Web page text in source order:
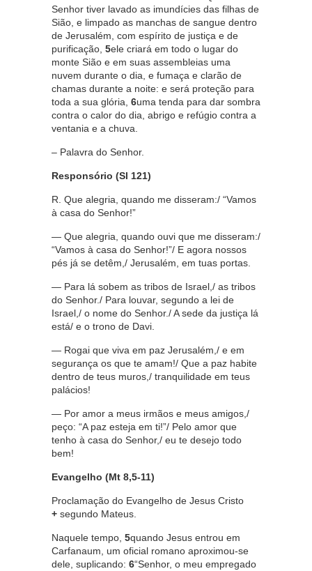
Senhor tiver lavado as imundícies das filhas de
Sião, e limpado as manchas de sangue dentro
de Jerusalém, com espírito de justiça e de
purificação, 5ele criará em todo o lugar do
monte Sião e em suas assembleias uma
nuvem durante o dia, e fumaça e clarão de
chamas durante a noite: e será proteção para
toda a sua glória, 6uma tenda para dar sombra
contra o calor do dia, abrigo e refúgio contra a
ventania e a chuva.
– Palavra do Senhor.
Responsório (Sl 121)
R. Que alegria, quando me disseram:/ “Vamos
à casa do Senhor!”
— Que alegria, quando ouvi que me disseram:/
“Vamos à casa do Senhor!”/ E agora nossos
pés já se detêm,/ Jerusalém, em tuas portas.
— Para lá sobem as tribos de Israel,/ as tribos
do Senhor./ Para louvar, segundo a lei de
Israel,/ o nome do Senhor./ A sede da justiça lá
está/ e o trono de Davi.
— Rogai que viva em paz Jerusalém,/ e em
segurança os que te amam!/ Que a paz habite
dentro de teus muros,/ tranquilidade em teus
palácios!
— Por amor a meus irmãos e meus amigos,/
peço: “A paz esteja em ti!”/ Pelo amor que
tenho à casa do Senhor,/ eu te desejo todo
bem!
Evangelho (Mt 8,5-11)
Proclamação do Evangelho de Jesus Cristo
+ segundo Mateus.
Naquele tempo, 5quando Jesus entrou em
Carfanaum, um oficial romano aproximou-se
dele, suplicando: 6“Senhor, o meu empregado